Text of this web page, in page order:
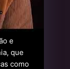
e
que
como